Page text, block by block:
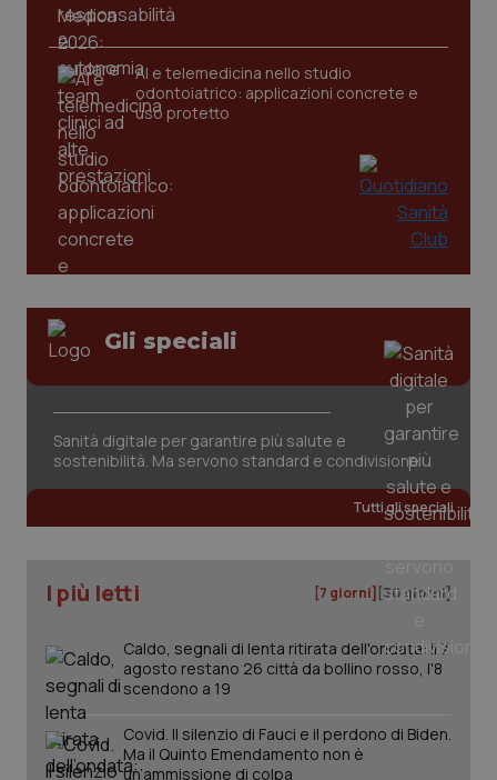
AI e telemedicina nello studio
odontoiatrico: applicazioni concrete e
uso protetto
Gli speciali
Sanità digitale per garantire più salute e
sostenibilità. Ma servono standard e condivisione
Tutti gli speciali
I più letti [7 giorni] [30 giorni]
Caldo, segnali di lenta ritirata dell'ondata: il 7
agosto restano 26 città da bollino rosso, l'8
scendono a 19
Covid. Il silenzio di Fauci e il perdono di Biden.
Ma il Quinto Emendamento non è
un’ammissione di colpa
tracking-enable
tracking-sites-ironfish-